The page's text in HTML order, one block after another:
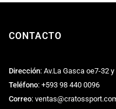
CONTACTO
Dirección: Av.La Gasca oe7-32
Teléfono: +593 98 440 0096
Correo: